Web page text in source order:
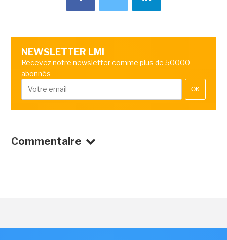
NEWSLETTER LMI
Recevez notre newsletter comme plus de 50000
abonnés
OK
Commentaire